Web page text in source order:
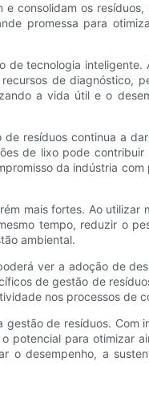
consolidam os
promessa para
tecnologia inteligente.
de diagnóstico,
a vida útil e o
resíduos continua a
de lixo pode
da indústria
mais fortes. Ao utilizar
tempo, reduzir o
ambiental.
ver a adoção de
de gestão de
nos processos de
de resíduos. Com
potencial para otimizar
o desempenho, a